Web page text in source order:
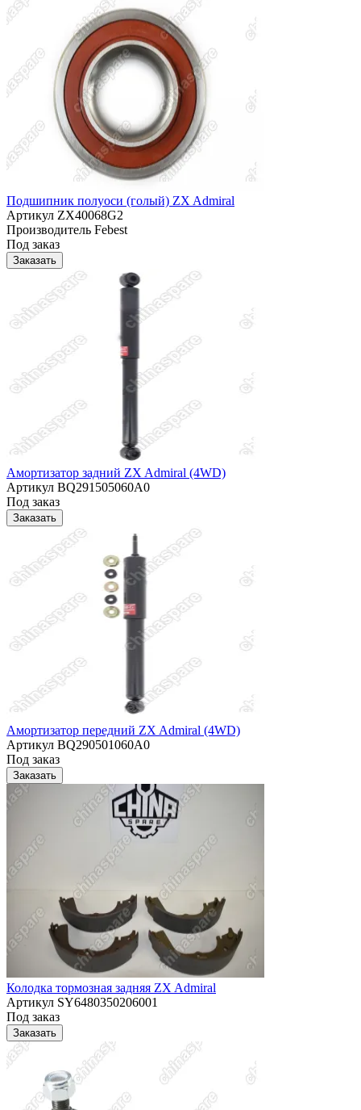
Подшипник полуоси (голый) ZX Admiral
Артикул ZX40068G2
Производитель Febest
Под заказ
Заказать
Амортизатор задний ZX Admiral (4WD)
Артикул BQ291505060A0
Под заказ
Заказать
Амортизатор передний ZX Admiral (4WD)
Артикул BQ290501060A0
Под заказ
Заказать
Колодка тормозная задняя ZX Admiral
Артикул SY6480350206001
Под заказ
Заказать